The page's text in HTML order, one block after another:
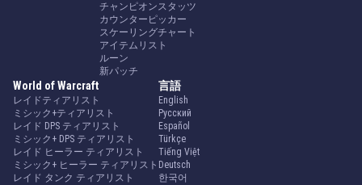
チャンピオンスタッツ
カウンターピッカー
スケーリングチャート
アイテムリスト
ルーン
新パッチ
World of Warcraft
レイドティアリスト
ミシック+ティアリスト
レイド DPS ティアリスト
ミシック+ DPS ティアリスト
レイド ヒーラー ティアリスト
ミシック+ ヒーラー ティアリスト
レイド タンク ティアリスト
言語
English
Русский
Español
Türkçe
Tiếng Việt
Deutsch
한국어